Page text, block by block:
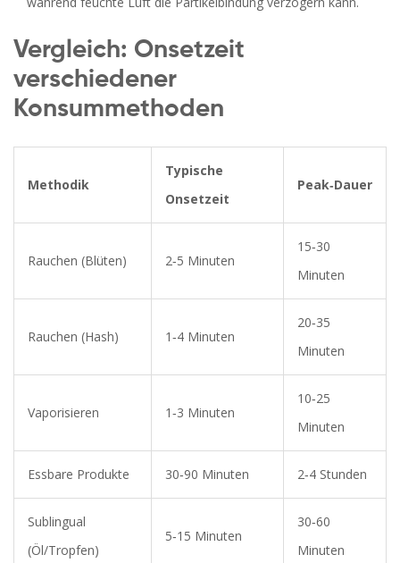
Vergleich: Onsetzeit
verschiedener
Konsummethoden
Methodik
Typische
Onsetzeit
Peak‑Dauer
Rauchen (Blüten) 2‑5 Minuten
15‑30
Minuten
Rauchen (Hash) 1‑4 Minuten
20‑35
Minuten
Vaporisieren 1‑3 Minuten
10‑25
Minuten
Essbare Produkte 30‑90 Minuten 2‑4 Stunden
Sublingual
(Öl/Tropfen)
5‑15 Minuten
30‑60
Minuten